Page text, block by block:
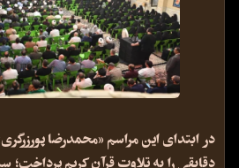
در ابتدای این مراسم «محمدرضا
دقایقی را به تلاوت قرآن کریم